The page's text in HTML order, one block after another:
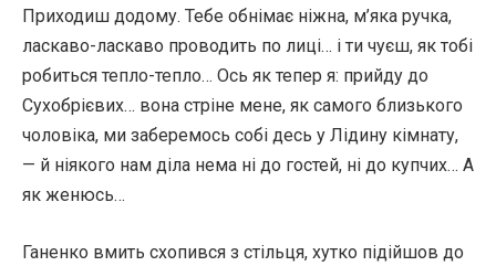
Приходиш додому. Тебе обнімає ніжна, м’яка ручка,
ласкаво-ласкаво проводить по лиці… і ти чуєш, як тобі
робиться тепло-тепло… Ось як тепер я: прийду до
Сухобрієвих… вона стріне мене, як самого близького
чоловіка, ми заберемось собі десь у Лідину кімнату,
— й ніякого нам діла нема ні до гостей, ні до купчих… А
як женюсь…
Ганенко вмить схопився з стільця, хутко підійшов до